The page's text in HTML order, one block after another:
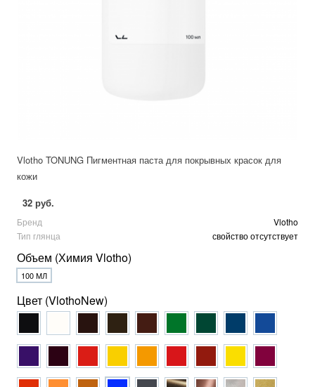
Vlotho TONUNG Пигментная паста для покрывных красок для
кожи
32 руб.
Бренд
Vlotho
Тип глянца
свойство отсутствует
Объем (Химия Vlotho)
100 МЛ
Цвет (VlothoNew)